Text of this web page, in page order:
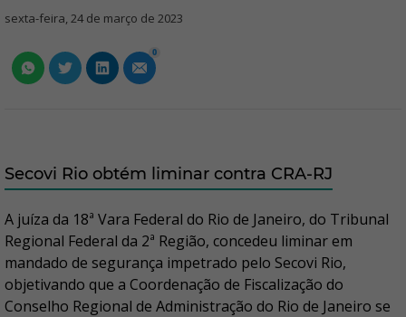
sexta-feira, 24 de março de 2023
0
Secovi Rio obtém liminar contra CRA-RJ
A juíza da 18ª Vara Federal do Rio de Janeiro, do Tribunal
Regional Federal da 2ª Região, concedeu liminar em
mandado de segurança impetrado pelo Secovi Rio,
objetivando que a Coordenação de Fiscalização do
Conselho Regional de Administração do Rio de Janeiro se